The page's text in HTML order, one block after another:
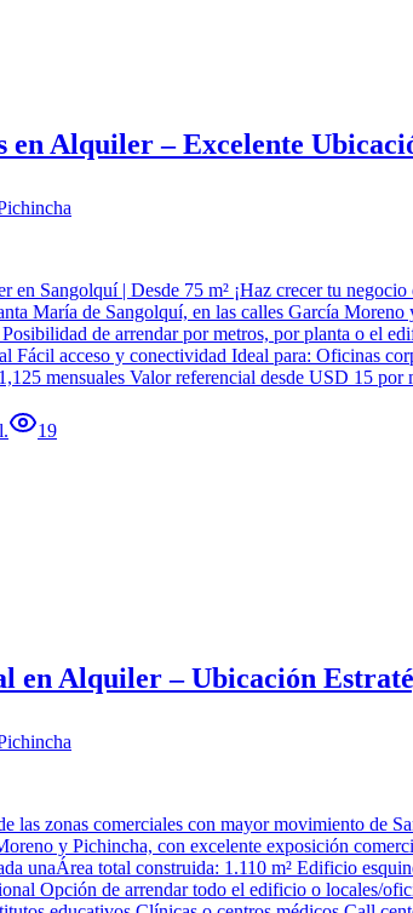
en Alquiler – Excelente
en Sangolquí | Desde 75 m² ¡Haz crecer tu
María de Sangolquí, en las calles García
Posibilidad de arrendar por metros, por planta o el
Fácil acceso y conectividad Ideal para: Oficinas
mensuales Valor referencial desde USD 15
19
en Alquiler – Ubicación
las zonas comerciales con mayor movimiento de
y Pichincha, con excelente exposición
unaÁrea total construida: 1.110 m² Edificio
Opción de arrendar todo el edificio o locales/